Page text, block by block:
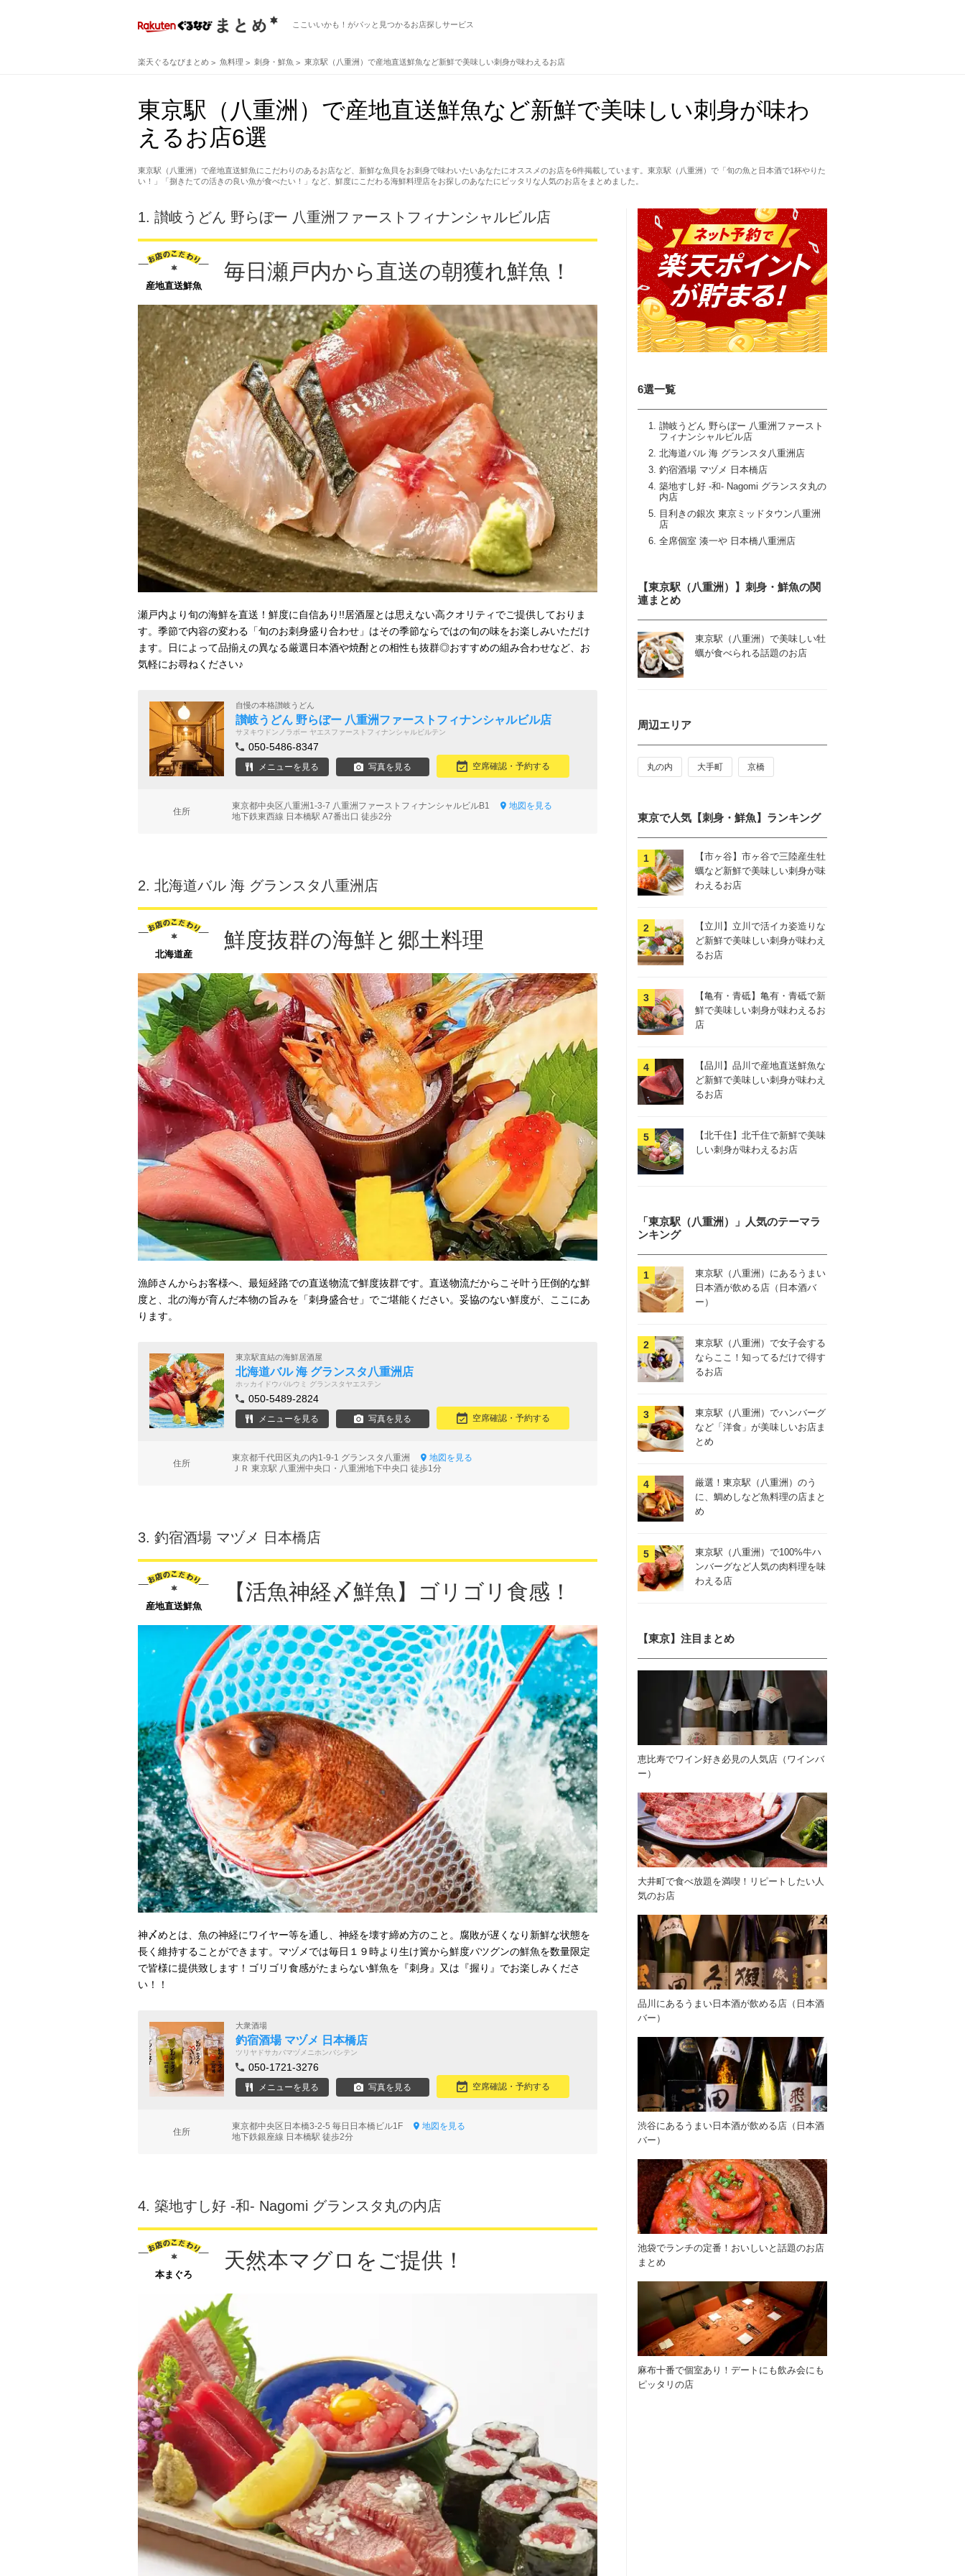
ここいいかも！がパッと見つかるお店探しサービス
楽天ぐるなびまとめ 魚料理 刺身・鮮魚 東京駅（八重洲）で産地直送鮮魚など新鮮で美味しい刺身が味わえるお店
東京駅（八重洲）で産地直送鮮魚など新鮮で美味しい刺身が味わ
えるお店6選
東京駅（八重洲）で産地直送鮮魚にこだわりのあるお店など、新鮮な魚貝をお刺身で味わいたいあなたにオススメのお店を6件掲載しています。東京駅（八重洲）で「旬の魚と日本酒で1杯やりた
い！」「捌きたての活きの良い魚が食べたい！」など、鮮度にこだわる海鮮料理店をお探しのあなたにピッタリな人気のお店をまとめました。
6選一覧
讃岐うどん 野らぼー 八重洲ファースト
フィナンシャルビル店
北海道バル 海 グランスタ八重洲店
釣宿酒場 マヅメ 日本橋店
築地すし好 ‐和‐ Nagomi グランスタ丸の
内店
目利きの銀次 東京ミッドタウン八重洲
店
全席個室 湊一や 日本橋八重洲店
1. 讃岐うどん 野らぼー 八重洲ファーストフィナンシャルビル店
産地直送鮮魚
毎日瀬戸内から直送の朝獲れ鮮魚！
瀬戸内より旬の海鮮を直送！鮮度に自信あり!!居酒屋とは思えない高クオリティでご提供しておりま
す。季節で内容の変わる「旬のお刺身盛り合わせ」はその季節ならではの旬の味をお楽しみいただけ
ます。日によって品揃えの異なる厳選日本酒や焼酎との相性も抜群◎おすすめの組み合わせなど、お
気軽にお尋ねください♪
自慢の本格讃岐うどん
讃岐うどん 野らぼー 八重洲ファーストフィナンシャルビル店
サヌキウドンノラボー ヤエスファーストフィナンシャルビルテン
050-5486-8347
メニューを見る 写真を見る 空席確認・予約する
住所
東京都中央区八重洲1-3-7 八重洲ファーストフィナンシャルビルB1
地図を見る
地下鉄東西線 日本橋駅 A7番出口 徒歩2分
2. 北海道バル 海 グランスタ八重洲店
北海道産
鮮度抜群の海鮮と郷土料理
漁師さんからお客様へ、最短経路での直送物流で鮮度抜群です。直送物流だからこそ叶う圧倒的な鮮
度と、北の海が育んだ本物の旨みを「刺身盛合せ」でご堪能ください。妥協のない鮮度が、ここにあ
ります。
東京駅直結の海鮮居酒屋
北海道バル 海 グランスタ八重洲店
ホッカイドウバルウミ グランスタヤエステン
050-5489-2824
メニューを見る 写真を見る 空席確認・予約する
住所
東京都千代田区丸の内1-9-1 グランスタ八重洲
地図を見る
ＪＲ 東京駅 八重洲中央口・八重洲地下中央口 徒歩1分
3. 釣宿酒場 マヅメ 日本橋店
産地直送鮮魚
【活魚神経〆鮮魚】ゴリゴリ食感！
神〆めとは、魚の神経にワイヤー等を通し、神経を壊す締め方のこと。腐敗が遅くなり新鮮な状態を
長く維持することができます。マヅメでは毎日１９時より生け簀から鮮度バツグンの鮮魚を数量限定
で皆様に提供致します！ゴリゴリ食感がたまらない鮮魚を『刺身』又は『握り』でお楽しみくださ
い！！
大衆酒場
釣宿酒場 マヅメ 日本橋店
ツリヤドサカバマヅメニホンバシテン
050-1721-3276
メニューを見る 写真を見る 空席確認・予約する
住所
東京都中央区日本橋3-2-5 毎日日本橋ビル1F
地図を見る
地下鉄銀座線 日本橋駅 徒歩2分
4. 築地すし好 ‐和‐ Nagomi グランスタ丸の内店
本まぐろ
天然本マグロをご提供！
【東京駅（八重洲）】刺身・鮮魚の関
連まとめ
東京駅（八重洲）で美味しい牡
蠣が食べられる話題のお店
周辺エリア
丸の内 大手町 京橋
東京で人気【刺身・鮮魚】ランキング
【市ヶ谷】市ヶ谷で三陸産生牡
蠣など新鮮で美味しい刺身が味
わえるお店
【立川】立川で活イカ姿造りな
ど新鮮で美味しい刺身が味わえ
るお店
【亀有・青砥】亀有・青砥で新
鮮で美味しい刺身が味わえるお
店
【品川】品川で産地直送鮮魚な
ど新鮮で美味しい刺身が味わえ
るお店
【北千住】北千住で新鮮で美味
しい刺身が味わえるお店
「東京駅（八重洲）」人気のテーマラ
ンキング
東京駅（八重洲）にあるうまい
日本酒が飲める店（日本酒バ
ー）
東京駅（八重洲）で女子会する
ならここ！知ってるだけで得す
るお店
東京駅（八重洲）でハンバーグ
など「洋食」が美味しいお店ま
とめ
厳選！東京駅（八重洲）のう
に、鯛めしなど魚料理の店まと
め
東京駅（八重洲）で100%牛ハ
ンバーグなど人気の肉料理を味
わえる店
【東京】注目まとめ
恵比寿でワイン好き必見の人気店（ワインバ
ー）
大井町で食べ放題を満喫！リピートしたい人
気のお店
品川にあるうまい日本酒が飲める店（日本酒
バー）
渋谷にあるうまい日本酒が飲める店（日本酒
バー）
池袋でランチの定番！おいしいと話題のお店
まとめ
麻布十番で個室あり！デートにも飲み会にも
ピッタリの店